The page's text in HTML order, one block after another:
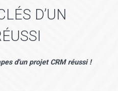
D’UN
d'un projet CRM réussi !